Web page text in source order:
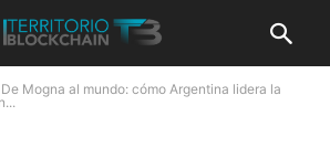
De Mogna al mundo: cómo Argentina lidera la